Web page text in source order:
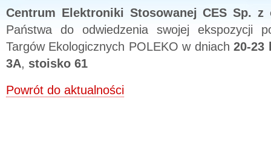
Centrum Elektroniki Stosowanej CES Sp. z
Państwa do odwiedzenia swojej ekspozycji
Targów Ekologicznych POLEKO w dniach20-23
3A, stoisko 61
Powrót do aktualności